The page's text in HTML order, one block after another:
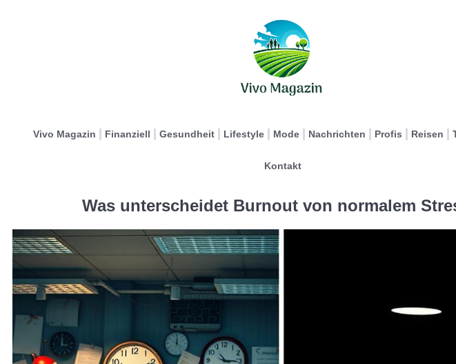
Vivo Magazin Finanziell Gesundheit Lifestyle Mode Nachrichten Profis Reisen
Kontakt
Was unterscheidet Burnout von normalem